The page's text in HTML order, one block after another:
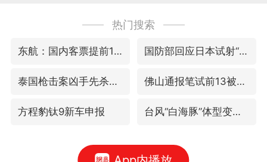
热门搜索
东航：国内客票提前14天免费退改 国防部回应日本试射“战斧”导弹
泰国枪击案凶手先杀祖父母后行凶 佛山通报笔试前13被淘汰后5名进体检
方程豹钛9新车申报 台风“白海豚”体型变大！环流面积接近13个浙江那么大